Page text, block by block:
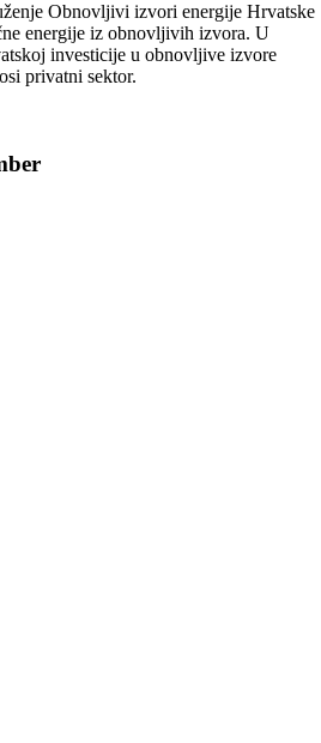
Obnovljivi izvori energije Hrvatske
energije iz obnovljivih izvora. U
investicije u obnovljive izvore
privatni sektor.